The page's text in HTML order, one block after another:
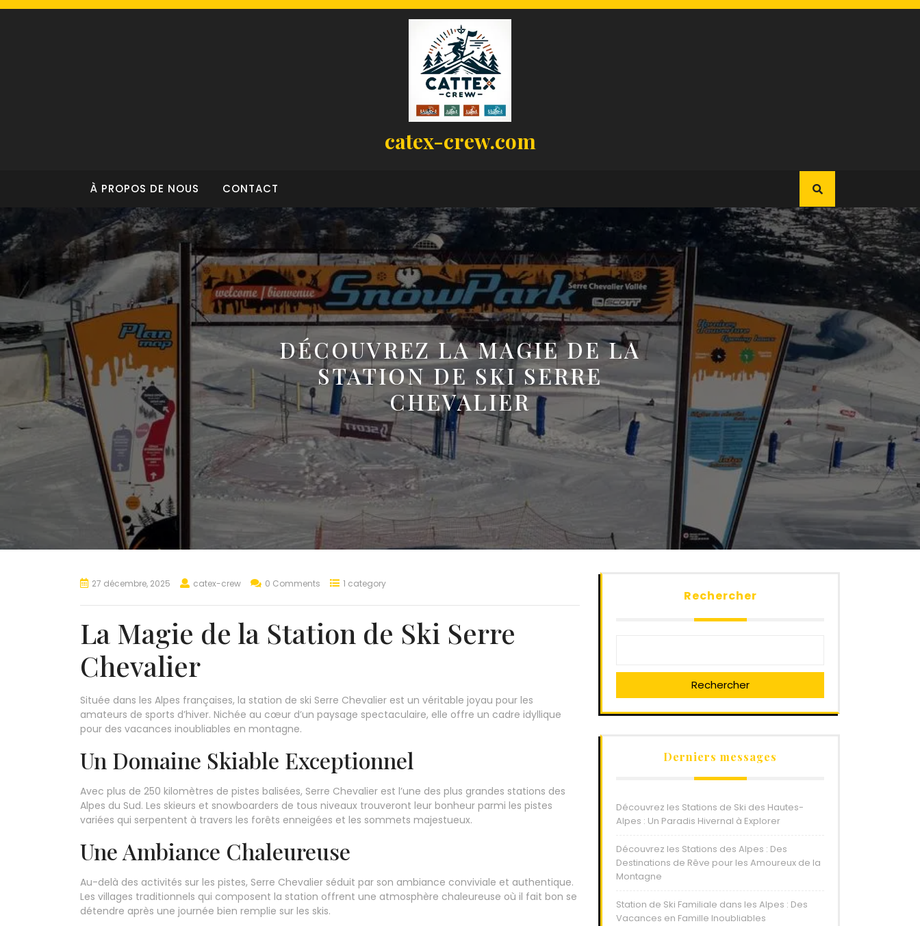
Skip
catex-crew.com
À PROPOS DE NOUS CONTACT
DÉCOUVREZ LA MAGIE DE LA
STATION DE SKI SERRE
CHEVALIER
27 décembre, 2025 catex-crew 0 Comments 1 category
La Magie de la Station de Ski Serre
Chevalier
Située dans les Alpes françaises, la station de ski Serre Chevalier est un véritable joyau pour les
amateurs de sports d’hiver. Nichée au cœur d’un paysage spectaculaire, elle offre un cadre idyllique
pour des vacances inoubliables en montagne.
Un Domaine Skiable Exceptionnel
Avec plus de 250 kilomètres de pistes balisées, Serre Chevalier est l’une des plus grandes stations des
Alpes du Sud. Les skieurs et snowboarders de tous niveaux trouveront leur bonheur parmi les pistes
variées qui serpentent à travers les forêts enneigées et les sommets majestueux.
Une Ambiance Chaleureuse
Au-delà des activités sur les pistes, Serre Chevalier séduit par son ambiance conviviale et authentique.
Les villages traditionnels qui composent la station offrent une atmosphère chaleureuse où il fait bon se
détendre après une journée bien remplie sur les skis.
Rechercher
Rechercher
Derniers messages
Découvrez les Stations de Ski des Hautes-
Alpes : Un Paradis Hivernal à Explorer
Découvrez les Stations des Alpes : Des
Destinations de Rêve pour les Amoureux de la
Montagne
Station de Ski Familiale dans les Alpes : Des
Vacances en Famille Inoubliables